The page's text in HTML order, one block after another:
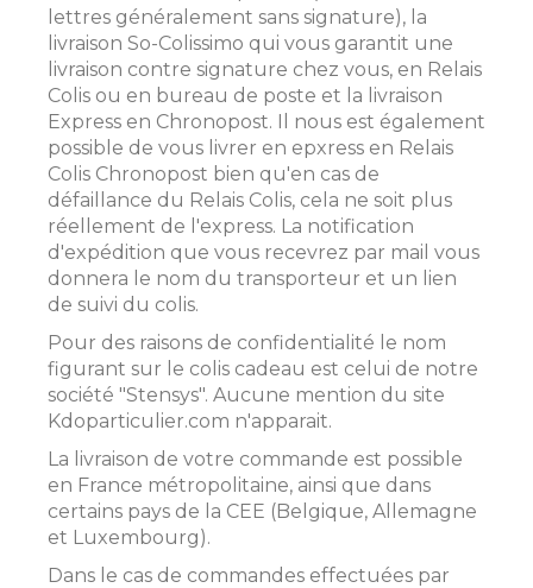
lettres généralement sans signature), la
livraison So-Colissimo qui vous garantit une
livraison contre signature chez vous, en Relais
Colis ou en bureau de poste et la livraison
Express en Chronopost. Il nous est également
possible de vous livrer en epxress en Relais
Colis Chronopost bien qu'en cas de
défaillance du Relais Colis, cela ne soit plus
réellement de l'express. La notification
d'expédition que vous recevrez par mail vous
donnera le nom du transporteur et un lien
de suivi du colis.
Pour des raisons de confidentialité le nom
figurant sur le colis cadeau est celui de notre
société "Stensys". Aucune mention du site
Kdoparticulier.com n'apparait.
La livraison de votre commande est possible
en France métropolitaine, ainsi que dans
certains pays de la CEE (Belgique, Allemagne
et Luxembourg).
Dans le cas de commandes effectuées par